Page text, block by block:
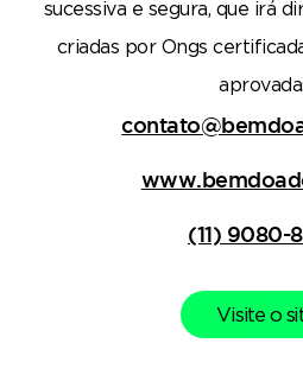
sucessiva e segura, que irá
criadas por Ongs
(11) 9080-
Visite o